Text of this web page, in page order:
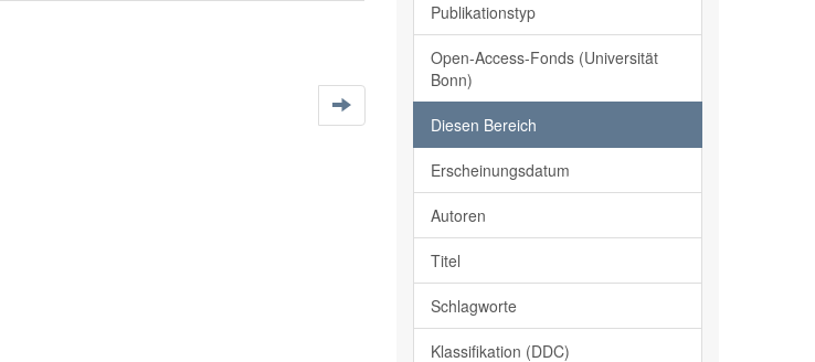
Publikationstyp
Open-Access-Fonds (Universität
Bonn)
Diesen Bereich
Erscheinungsdatum
Autoren
Titel
Schlagworte
Klassifikation (DDC)